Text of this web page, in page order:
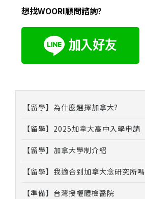
想找WOORI顧問諮詢?
【留學】為什麼選擇加拿大?
【留學】2025加拿大高中入學申請
【留學】加拿大學制介紹
【留學】我適合到加拿大念研究所嗎
【準備】台灣授權體檢醫院